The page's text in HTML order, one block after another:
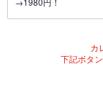
カ
下記ボタ